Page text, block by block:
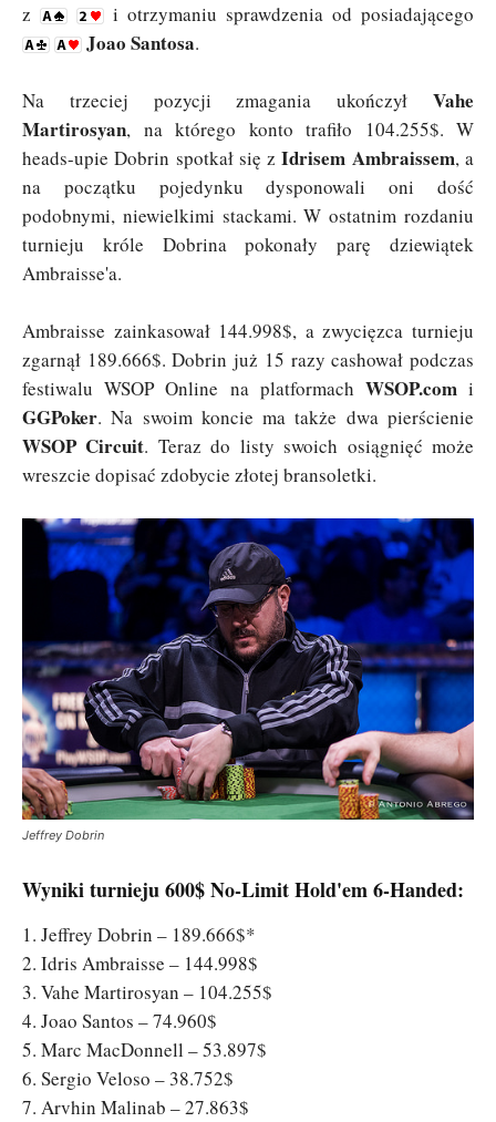
z
i otrzymaniu sprawdzenia od posiadającego
Joao Santosa.
Na trzeciej pozycji zmagania ukończył Vahe
Martirosyan, na którego konto trafiło 104.255$. W
heads-upie Dobrin spotkał się zIdrisem Ambraissem, a
na początku pojedynku dysponowali oni dość
podobnymi, niewielkimi stackami. W ostatnim rozdaniu
turnieju króle Dobrina pokonały parę dziewiątek
Ambraisse'a.
Ambraisse zainkasował 144.998$, a zwycięzca turnieju
zgarnął 189.666$. Dobrin już 15 razy cashował podczas
festiwalu WSOP Online na platformach WSOP.comi
GGPoker. Na swoim koncie ma także dwa pierścienie
WSOP Circuit. Teraz do listy swoich osiągnięć może
wreszcie dopisać zdobycie złotej bransoletki.
Jeffrey Dobrin
Wyniki turnieju 600$ No-Limit Hold'em 6-Handed:
1. Jeffrey Dobrin – 189.666$*
2. Idris Ambraisse – 144.998$
3. Vahe Martirosyan – 104.255$
4. Joao Santos – 74.960$
5. Marc MacDonnell – 53.897$
6. Sergio Veloso – 38.752$
7. Arvhin Malinab – 27.863$